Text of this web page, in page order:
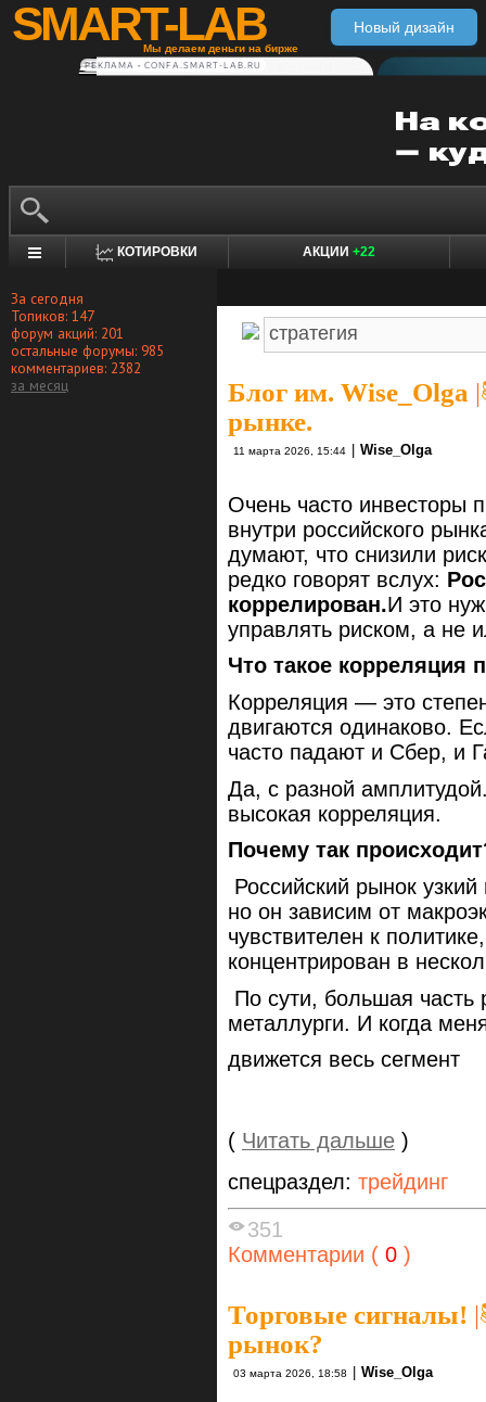
SMART-LAB
Мы делаем деньги на бирже
Новый дизайн
РЕКЛАМА • CONFA.SMART-LAB.RU
КОТИРОВКИ АКЦИИ +22
За сегодня
Топиков: 147
форум акций: 201
остальные форумы: 985
комментариев: 2382
за месяц
Блог им. Wise_Olga |
рынке.
11 марта 2026, 15:44 Wise_Olga
Очень часто инвесторы
внутри российского
думают, что снизили
редко говорят вслух:
коррелирован.И это
управлять риском, а не
Что такое корреляция
Корреляция — это
двигаются одинаково.
часто падают и Сбер, и
Да, с разной
высокая корреляция.
Почему так
Российский рынок
но он зависим от
чувствителен к
концентрирован в
По сути, большая
металлурги. И когда
движется весь сегмент
( Читать дальше )
спецраздел: трейдинг
351
Комментарии ( 0 )
Торговые сигналы! |
рынок?
03 марта 2026, 18:58 Wise_Olga